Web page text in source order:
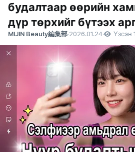
будалтаар өөрийн
дүр төрхийг бүтээх
MIJIN Beauty編集部·2026.01.24· Үзсэн